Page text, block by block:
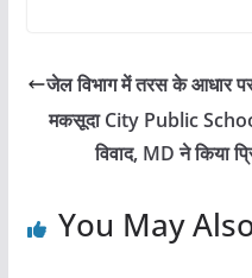
जेल विभाग में तरस के आधार पर
मकसूदा City Public
विवाद, MD ने किया
You May